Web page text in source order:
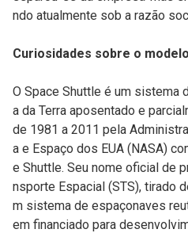
ndo atualmente sob a razão
Curiosidades sobre o
O Space Shuttle é um sistema
a da Terra aposentado e
de 1981 a 2011 pela
a e Espaço dos EUA (NASA)
e Shuttle. Seu nome oficial de
nsporte Espacial (STS), tirado
m sistema de espaçonaves
em financiado para